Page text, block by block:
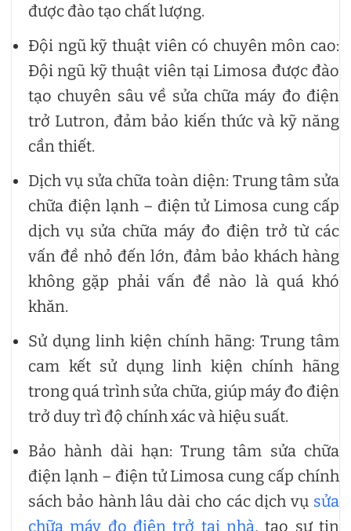
được đào tạo chất lượng.
Đội ngũ kỹ thuật viên có chuyên môn cao:
Đội ngũ kỹ thuật viên tại Limosa được đào
tạo chuyên sâu về sửa chữa máy đo điện
trở Lutron, đảm bảo kiến thức và kỹ năng
cần thiết.
Dịch vụ sửa chữa toàn diện: Trung tâm sửa
chữa điện lạnh – điện tử Limosa cung cấp
dịch vụ sửa chữa máy đo điện trở từ các
vấn đề nhỏ đến lớn, đảm bảo khách hàng
không gặp phải vấn đề nào là quá khó
khăn.
Sử dụng linh kiện chính hãng: Trung tâm
cam kết sử dụng linh kiện chính hãng
trong quá trình sửa chữa, giúp máy đo điện
trở duy trì độ chính xác và hiệu suất.
Bảo hành dài hạn: Trung tâm sửa chữa
điện lạnh – điện tử Limosa cung cấp chính
sách bảo hành lâu dài cho các dịch vụ sửa
chữa máy đo điện trở tại nhà, tạo sự tin